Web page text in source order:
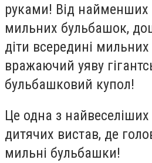
руками! Від найменших
мильних бульбашок,
діти всередині
вражаючий уяву
бульбашковий купол!
Це одна з
дитячих вистав, де
мильні бульбашки!